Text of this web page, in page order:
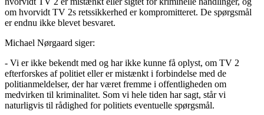
om hvorvidt TV 2s retssikkerhed er kompromitteret. De spørgsmål
er endnu ikke blevet besvaret.
Michael Nørgaard siger:
- Vi er ikke bekendt med og har ikke kunne få oplyst, om TV 2
efterforskes af politiet eller er mistænkt i forbindelse med de
politianmeldelser, der har været fremme i offentligheden om
medvirken til kriminalitet. Som vi hele tiden har sagt, står vi
naturligvis til rådighed for politiets eventuelle spørgsmål.